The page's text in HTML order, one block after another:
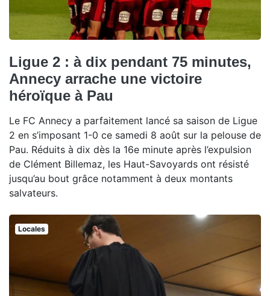
Ligue 2 : à dix pendant 75 minutes,
Annecy arrache une victoire
héroïque à Pau
Le FC Annecy a parfaitement lancé sa saison de Ligue
2 en s’imposant 1-0 ce samedi 8 août sur la pelouse de
Pau. Réduits à dix dès la 16e minute après l’expulsion
de Clément Billemaz, les Haut-Savoyards ont résisté
jusqu’au bout grâce notamment à deux montants
salvateurs.
Locales